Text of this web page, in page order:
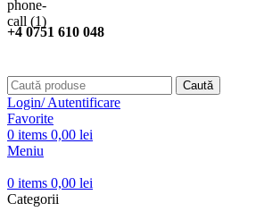
+4 0751 610 048
Caută
Login/ Autentificare
Favorite
0 items 0,00 lei
Meniu
0 items 0,00 lei
Categorii